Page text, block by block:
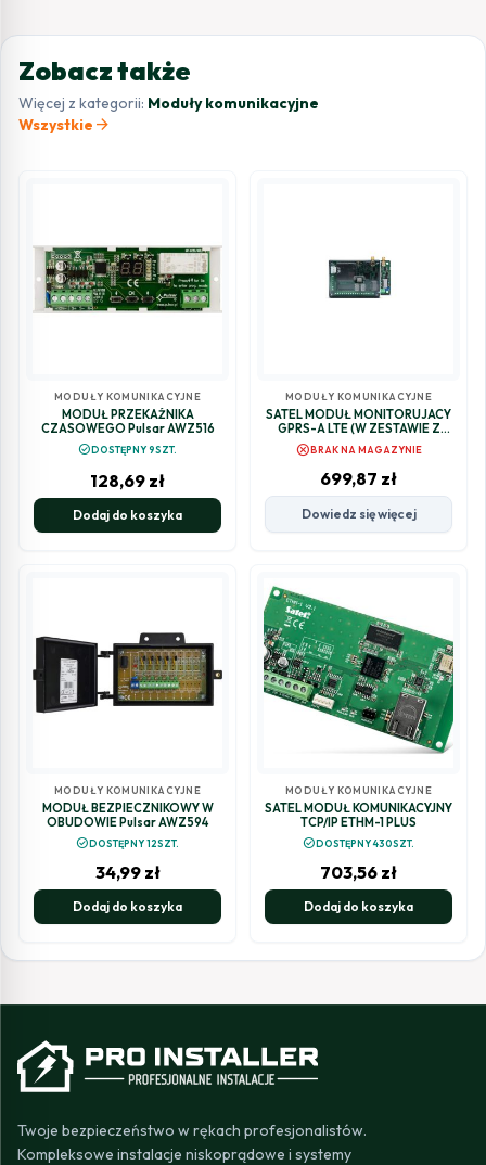
Zobacz także
Więcej z kategorii: Moduły komunikacyjne
Wszystkie arrow_forward
MODUŁY KOMUNIKACYJNE
MODUŁ PRZEKAŹNIKA
CZASOWEGO Pulsar AWZ516
check_circleDOSTĘPNY 9SZT.
128,69 zł
Dodaj do koszyka
MODUŁY KOMUNIKACYJNE
SATEL MODUŁ MONITORUJACY
GPRS-A LTE (W ZESTAWIE Z
OBUDOWĄ I ANTENĄ)
cancelBRAK NA MAGAZYNIE
699,87 zł
Dowiedz się więcej
MODUŁY KOMUNIKACYJNE
MODUŁ BEZPIECZNIKOWY W
OBUDOWIE Pulsar AWZ594
check_circleDOSTĘPNY 12SZT.
34,99 zł
Dodaj do koszyka
MODUŁY KOMUNIKACYJNE
SATEL MODUŁ KOMUNIKACYJNY
TCP/IP ETHM-1 PLUS
check_circleDOSTĘPNY 430SZT.
703,56 zł
Dodaj do koszyka
Twoje bezpieczeństwo w rękach profesjonalistów.
Kompleksowe instalacje niskoprądowe i systemy